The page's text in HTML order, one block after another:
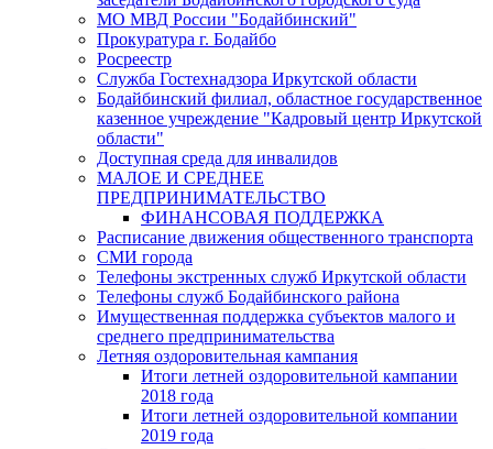
МО МВД России "Бодайбинский"
Прокуратура г. Бодайбо
Росреестр
Служба Гостехнадзора Иркутской области
Бодайбинский филиал, областное государственное
казенное учреждение "Кадровый центр Иркутской
области"
Доступная среда для инвалидов
МАЛОЕ И СРЕДНЕЕ
ПРЕДПРИНИМАТЕЛЬСТВО
ФИНАНСОВАЯ ПОДДЕРЖКА
Расписание движения общественного транспорта
СМИ города
Телефоны экстренных служб Иркутской области
Телефоны служб Бодайбинского района
Имущественная поддержка субъектов малого и
среднего предпринимательства
Летняя оздоровительная кампания
Итоги летней оздоровительной кампании
2018 года
Итоги летней оздоровительной компании
2019 года